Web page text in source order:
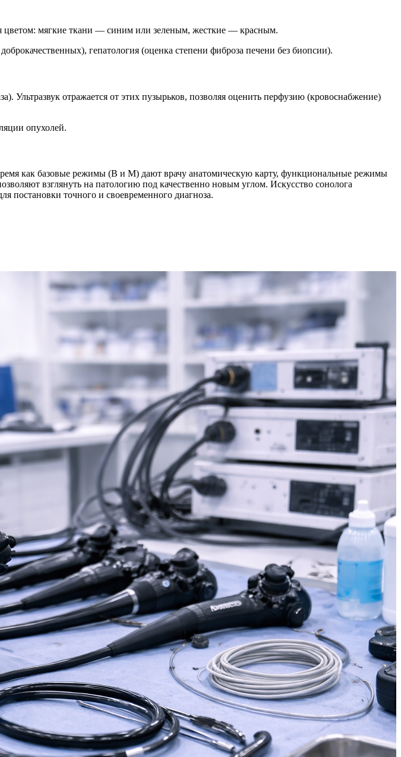
цветом: мягкие ткани — синим или зеленым, жесткие — красным.
гепатология (оценка степени фиброза печени без биопсии).
Ультразвук отражается от этих пузырьков, позволяя оценить перфузию (кровоснабжение)
опухолей.
как базовые режимы (В и М) дают врачу анатомическую карту, функциональные режимы
взглянуть на патологию под качественно новым углом. Искусство сонолога
постановки точного и своевременного диагноза.